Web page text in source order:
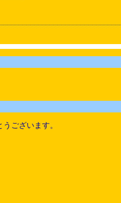
ございます。